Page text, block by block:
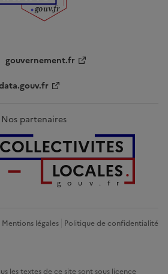
gouv.fr
gouvernement.fr
Nos partenaires
COLLECTIVITES
LOCALES
gouv.fr
Mentions légales Politique de confidentialité
les textes de ce site sont sous licence